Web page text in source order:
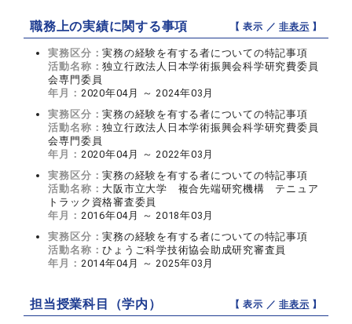
職務上の実績に関する事項 【 表示 ／非表示 】
実務区分：実務の経験を有する者についての特記事項
活動名称：独立行政法人日本学術振興会科学研究費委員
会専門委員
年月： 2020年04月 ～ 2024年03月
実務区分：実務の経験を有する者についての特記事項
活動名称：独立行政法人日本学術振興会科学研究費委員
会専門委員
年月： 2020年04月 ～ 2022年03月
実務区分：実務の経験を有する者についての特記事項
活動名称： 大阪市立大学 複合先端研究機構 テニュア
トラック資格審査委員
年月： 2016年04月 ～ 2018年03月
実務区分：実務の経験を有する者についての特記事項
活動名称：ひょうご科学技術協会助成研究審査員
年月： 2014年04月 ～ 2025年03月
担当授業科目（学内） 【 表示 ／非表示 】